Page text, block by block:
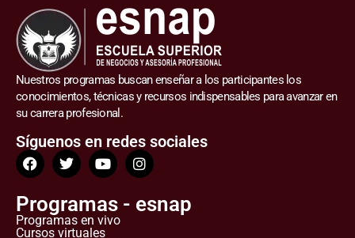
Nuestros programas buscan enseñar a los participantes los
conocimientos, técnicas y recursos indispensables para avanzar en
su carrera profesional.
Síguenos en redes sociales
Programas - esnap
Programas en vivo
Cursos virtuales